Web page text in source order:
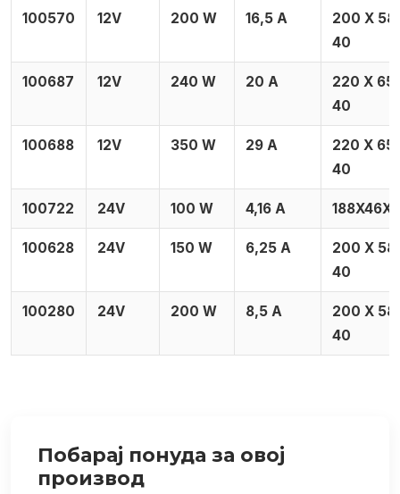
100570 12V 200 W 16,5 А
200 X 58
40
100687 12V 240 W 20 А
220 X 65
40
100688 12V 350 W 29 А
220 X 65
40
100722 24V 100 W 4,16 А
100628 24V 150 W 6,25 А
200 X 58
40
100280 24V 200 W 8,5 А
200 X 58
40
Побарај понуда за овој
производ